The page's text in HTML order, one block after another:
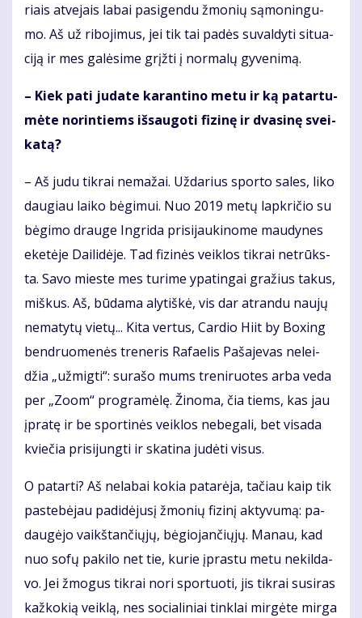
riais at­ve­jais la­bai pa­si­gen­du žmo­nių są­mo­nin­gu­
mo. Aš už ri­bo­ji­mus, jei tik tai pa­dės su­val­dy­ti si­tu­a­
ci­ją ir mes ga­lė­si­me grįž­ti į nor­ma­lų gy­ve­ni­mą.
– Kiek pa­ti ju­da­te ka­ran­ti­no me­tu ir ką pa­tar­tu­
mė­te no­rin­tiems iš­sau­go­ti fi­zi­nę ir dva­si­nę svei­
ka­tą?
– Aš ju­du tik­rai ne­ma­žai. Už­da­rius spor­to sa­les, li­ko
dau­giau lai­ko bė­gi­mui. Nuo 2019 me­tų lap­kri­čio su
bė­gi­mo drau­ge In­gri­da pri­si­jau­ki­no­me mau­dy­nes
eke­tė­je Dai­li­dė­je. Tad fi­zi­nės veik­los tik­rai ne­trūks­
ta. Sa­vo mies­te mes tu­ri­me ypa­tin­gai gra­žius ta­kus,
miš­kus. Aš, bū­da­ma aly­tiš­kė, vis dar at­ran­du nau­jų
ne­ma­ty­tų vie­tų... Ki­ta ver­tus, Car­dio Hi­it by Bo­xing
ben­druo­me­nės tre­ne­ris Ra­fa­e­lis Pa­ša­je­vas ne­lei­
džia „už­mig­ti“: su­ra­šo mums tre­ni­ruo­tes ar­ba ve­da
per „Zo­om“ pro­gra­mė­lę. Ži­no­ma, čia tiems, kas jau
įpra­tę ir be spor­ti­nės veik­los ne­be­ga­li, bet vi­sa­da
kvie­čia pri­si­jung­ti ir ska­ti­na ju­dė­ti vi­sus.
O pa­tar­ti? Aš ne­la­bai ko­kia pa­ta­rė­ja, ta­čiau kaip tik
pa­ste­bė­jau pa­di­dė­ju­sį žmo­nių fi­zi­nį ak­ty­vu­mą: pa­
dau­gė­jo vaikš­tan­čių­jų, bė­gio­jan­čių­jų. Ma­nau, kad
nuo so­fų pa­ki­lo net tie, ku­rie įpras­tu me­tu ne­kil­da­
vo. Jei žmo­gus tik­rai no­ri spor­tuo­ti, jis tik­rai su­si­ras
kaž­ko­kią veik­lą, nes so­cia­li­niai tin­klai mir­gė­te mir­ga